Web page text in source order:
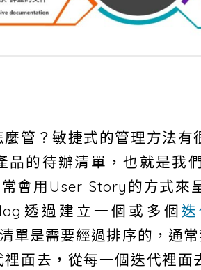
管？敏捷式的管理方法
品的待辦清單，也就是我
會用User Story的方式來
透過建立一個或多個 迭
單是需要經過排序的，通
面去，從每一個迭代裡